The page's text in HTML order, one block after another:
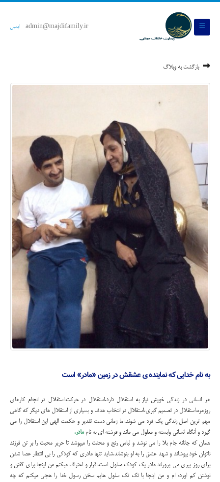
admin@majdifamily.ir ایمیل
بازگشت به وبلاگ
به نام خدایی که نماینده ی عشقش در زمین «مادر» است
هر انسانی در زندگی خویش نیاز به استقلال دارد.استقلال در حرکت،استقلال در انجام کارهای
روزمره،استقلال در تصمیم گیری،استقلال در انتخاب هدف و بسیاری از استقلال های دیگر که گاهی
مهم ترین اصل زندگی یک فرد می شوند.اما زمانی دست تقدیر و حکمت الهی این استقلال را می
گیرد و آنگاه انسانی وابسته و معلول می ماند و فرشته ای به نام مادر.
همان که جانانه جام بلا را می نوشد و لباس رنج و محنت را میپوشد تا حریر محبت را بر تن فرزند
ناتوان خود بپوشاند و شهد عشق را به او بنوشاند.شاید تنها مادری که کودکی را بی انتظار عصا شدن
برای روز پیری می پروراند مادر یک کودک معلول است.اقرار و اعتراف میکنم من اینجا برای گفتن و
نوشتن کم اورده ام و من اینجا با تک تک سلول هایم سخن رسول خدا را هجی میکنم که چه